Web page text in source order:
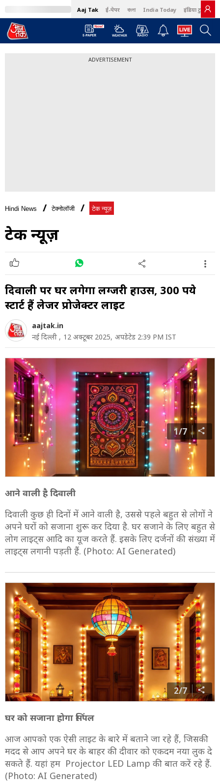
Aaj Tak ई-पेपर বাংলা India Today इंडिया टुडे हिंदी
ADVERTISEMENT
Hindi News टेक्नोलॉजी टेक न्यूज़
टेक न्यूज़
दिवाली पर घर लगेगा लग्जरी हाउस, 300 रुपये
स्टार्ट हैं लेजर प्रोजेक्टर लाइट
aajtak.in
नई दिल्ली , 12 अक्टूबर 2025, अपडेटेड 2:39 PM IST
1/7
आने वाली है दिवाली
दिवाली कुछ ही दिनों में आने वाली है, उससे पहले बहुत से लोगों ने
अपने घरों को सजाना शुरू कर दिया है. घर सजाने के लिए बहुत से
लोग लाइट्स आदि का यूज करते हैं. इसके लिए दर्जनों की संख्या में
लाइट्स लगानी पड़ती हैं. (Photo: AI Generated)
2/7
घर को सजाना होगा सिंपल
आज आपको एक ऐसी लाइट के बारे में बताने जा रहे हैं, जिसकी
मदद से आप अपने घर के बाहर की दीवार को एकदम नया लुक दे
सकते हैं. यहां हम Projector LED Lamp की बात करें रहे हैं.
(Photo: AI Generated)